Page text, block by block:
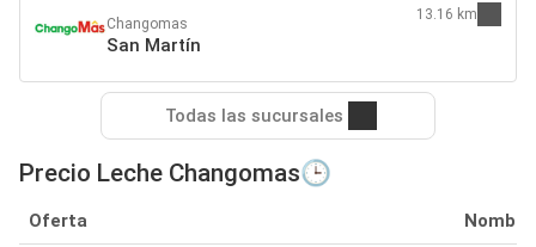
Changomas
San Martín
13.16 km
Todas las sucursales
Precio Leche Changomas🕒
Oferta Nombre